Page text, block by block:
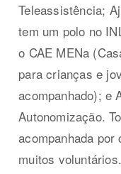
Teleassistência;
tem um polo no
o CAE MENa
para crianças e
acompanhado); e
Autonomização.
acompanhada
muitos voluntários.